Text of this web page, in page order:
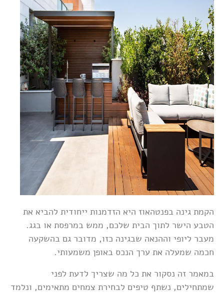
הקמת גינה בפנטהאוז היא הזדמנות ייחודית להביא את
הטבע הישר לתוך הבית שלכם, ממש במרפסת או בגג.
מעבר ליופי וההנאה שבגינה כזו, מדובר גם בהשקעה
חכמה שמעלה את ערך הנכס באופן משמעותי.
במאמר זה נסקור את כל מה שצריך לדעת לפני
שמתחילים, נשתף טיפים לבחירת צמחים מתאימים, ונלמד